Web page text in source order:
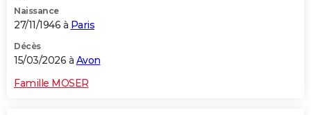
Naissance
27/11/1946 à Paris
Décès
15/03/2026 à Avon
Famille MOSER